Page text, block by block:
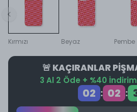
Kırmızı Beyaz Pembe
🚨 KAÇIRANLAR
3 Al 2 Öde + %40
02 : 02 :